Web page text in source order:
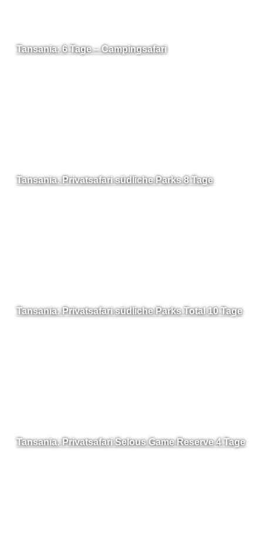
Tansania: 6 Tage – Campingsafari
Tansania: Privatsafari südliche Parks 8 Tage
Tansania: Privatsafari südliche Parks Total 10 Tage
Tansania: Privatsafari Selous Game Reserve 4 Tage